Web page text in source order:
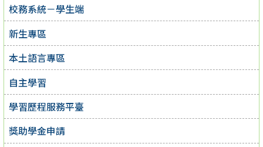
校務系統－學生端
新生專區
本土語言專區
自主學習
學習歷程服務平臺
獎助學金申請